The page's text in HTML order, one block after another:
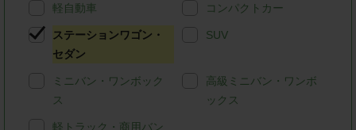
軽自動車 コンパクトカー
ステーションワゴン・
セダン
SUV
ミニバン・ワンボック
ス
高級ミニバン・ワンボ
ックス
軽トラック・商用バン